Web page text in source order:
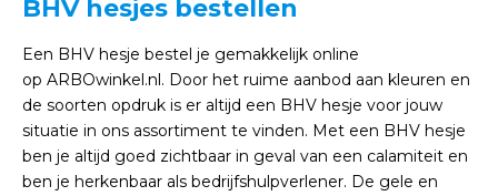
BHV hesjes bestellen
Een BHV hesje bestel je gemakkelijk online
op ARBOwinkel.nl. Door het ruime aanbod aan kleuren en
de soorten opdruk is er altijd een BHV hesje voor jouw
situatie in ons assortiment te vinden. Met een BHV hesje
ben je altijd goed zichtbaar in geval van een calamiteit en
ben je herkenbaar als bedrijfshulpverlener. De gele en